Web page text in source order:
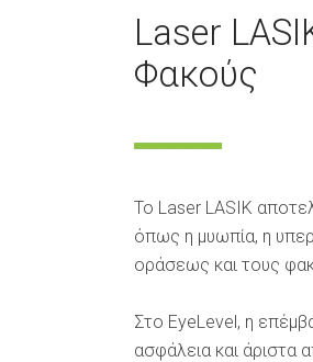
Laser
Φακούς
Το Laser LASIK
όπως η μυωπία, η
οράσεως και τους
Στο EyeLevel, η
ασφάλεια και άριστα